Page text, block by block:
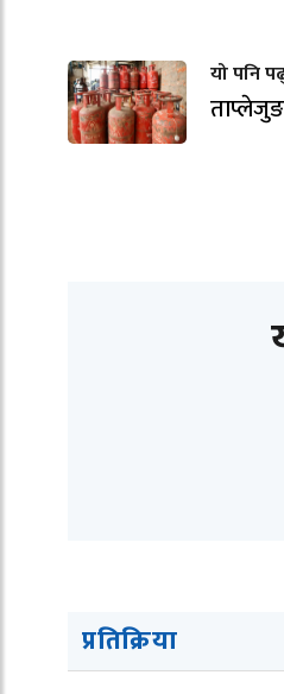
यो पनि
प्रतिक्रिया